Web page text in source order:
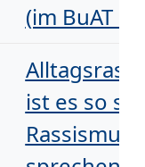
(im BuAT
ist es so